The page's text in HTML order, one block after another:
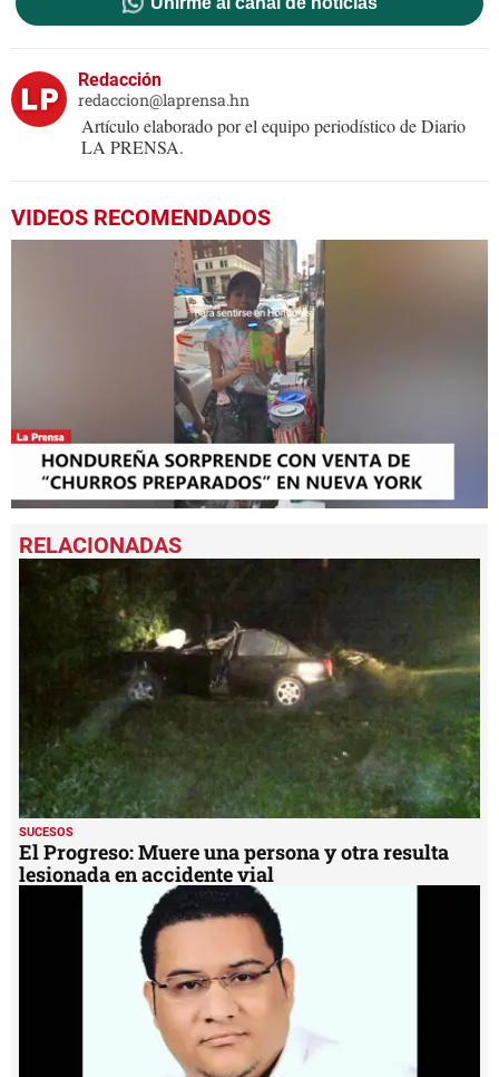
Redacción
redaccion@laprensa.hn
Artículo elaborado por el equipo periodístico de Diario
LA PRENSA.
VIDEOS RECOMENDADOS
seconds
of
minute,
seconds
SUCESOS
El Progreso: Muere una persona y otra resulta
lesionada en accidente vial